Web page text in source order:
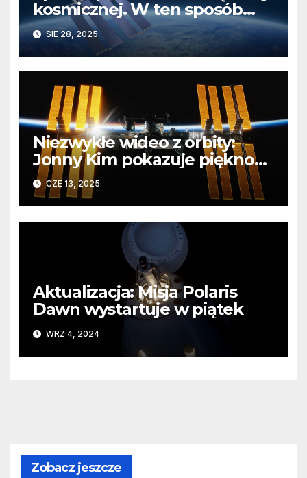
kosmicznej. W ten sposób
przetestuje system, który
zakończy projekt ISS
SIE 28, 2025
Niezwykłe wideo z orbity:
Jonny Kim pokazuje piękno
Ziemi z pokładu ISS
CZE 13, 2025
Aktualizacja: Misja Polaris
Dawn wystartuje w piątek
WRZ 4, 2024
Zobacz jeszcze